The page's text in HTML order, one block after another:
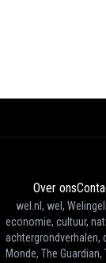
Over ons
wel.nl, wel,
economie, cultuur,
achtergrondverhalen,
Monde, The